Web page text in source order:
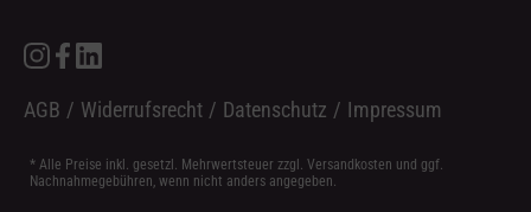
AGB / Widerrufsrecht / Datenschutz / Impressum
* Alle Preise inkl. gesetzl. Mehrwertsteuer zzgl. Versandkosten und ggf.
Nachnahmegebühren, wenn nicht anders angegeben.